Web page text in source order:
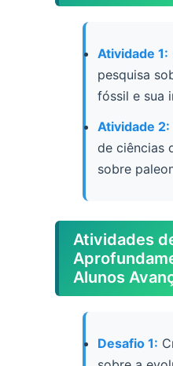
Atividade 1:
pesquisa
fóssil e sua
Atividade 2:
de ciências
sobre
Atividades
Alunos
Desafio 1: